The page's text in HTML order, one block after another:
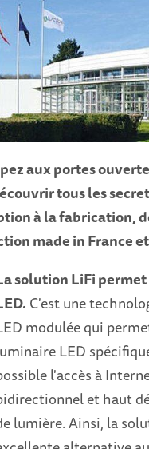
aux portes
tous les
à la fabrication,
made in France
solution LiFi
C'est une
modulée qui
LED
l'accès à
et haut
lumière. Ainsi, la